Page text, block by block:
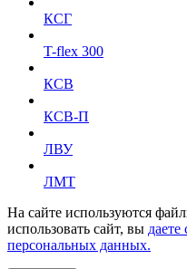
КСГ
T-flex 300
КСВ
КСВ-П
ЛВУ
ЛМТ
На сайте используются
использовать сайт, вы даете
персональных данных.